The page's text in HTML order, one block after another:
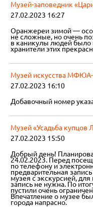
Музей-заповедник
27.02.2023 16:27
Оранжереи зимой —
не сложные, но очень
в каникулы людей
хранители этих
Музей искусства
27.02.2023 16:10
Добавочный номер
Музей «Усадьба купцов
27.02.2023 15:50
Добрый день!
24.02.2023. Перед
по телефону и
предварительная
музея с экскурсией,
запись не нужна. По
пустили очень
Впечатление о музее
города напрасно.